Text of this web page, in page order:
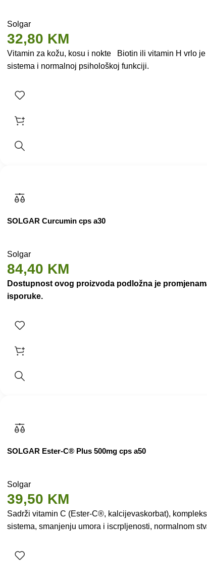
Solgar
32,80 KM
Vitamin za kožu, kosu i nokte Biotin ili vitamin H vrlo
sistema i normalnoj psihološkoj funkciji.
SOLGAR Curcumin cps a30
Solgar
84,40 KM
Dostupnost ovog proizvoda podložna je
isporuke.
SOLGAR Ester-C® Plus 500mg cps a50
Solgar
39,50 KM
Sadrži vitamin C (Ester-C®, kalcijevaskorbat),
sistema, smanjenju umora i iscrpljenosti, normalnom